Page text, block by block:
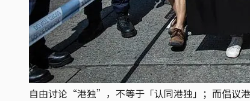
自由讨论“港独”，不等于「认同港独」；而倡议